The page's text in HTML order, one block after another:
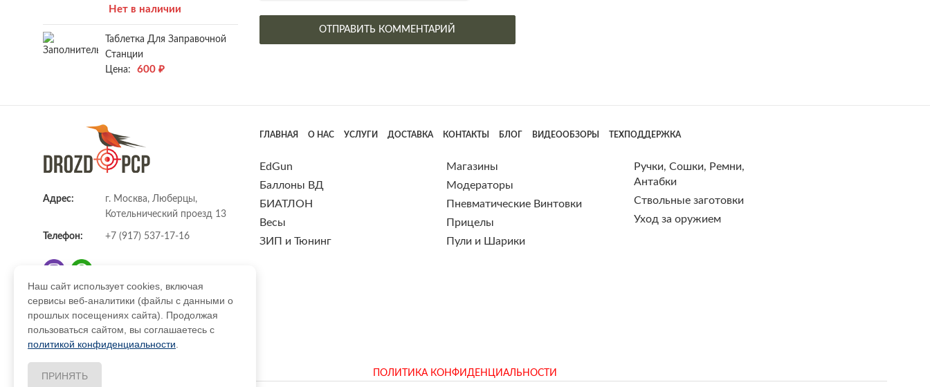
Нет в наличии
Таблетка Для Заправочной
Станции
Цена:
600 ₽
Адрес:
г. Москва, Люберцы,
Котельнический проезд 13
Телефон: +7 (917) 537-17-16
E-mail: info@DrozdPcp.ru
ГЛАВНАЯ О НАС УСЛУГИ ДОСТАВКА КОНТАКТЫ БЛОГ ВИДЕООБЗОРЫ ТЕХПОДДЕРЖКА
EdGun
Баллоны ВД
БИАТЛОН
Весы
ЗИП и Тюнинг
Магазины
Модераторы
Пневматические Винтовки
Прицелы
Пули и Шарики
Ручки, Сошки, Ремни,
Антабки
Ствольные заготовки
Уход за оружием
ПОЛИТИКА КОНФИДЕНЦИАЛЬНОСТИ
Наш сайт использует cookies, включая
сервисы веб-аналитики (файлы с данными о
прошлых посещениях сайта). Продолжая
пользоваться сайтом, вы соглашаетесь с
политикой конфиденциальности
ПРИНЯТЬ